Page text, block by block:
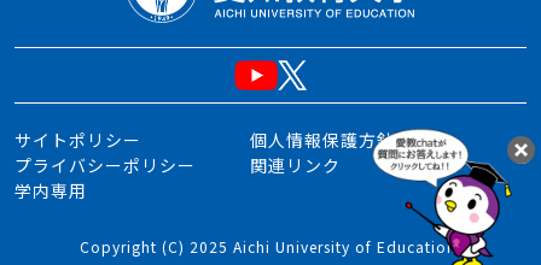
サイトポリシー
個人情報保護方針
プライバシーポリシー
関連リンク
学内専用
Copyright (C) 2025 Aichi University of Education.